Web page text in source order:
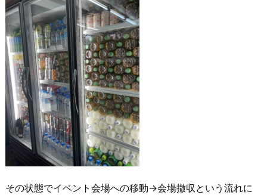
その状態でイベント会場への移動→会場撤収という流れに